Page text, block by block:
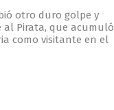
otro duro golpe y
al Pirata, que acumuló
como visitante en el